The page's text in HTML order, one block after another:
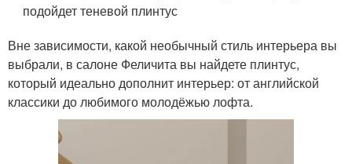
подойдет теневой плинтус
Вне зависимости, какой необычный стиль интерьера вы
выбрали, в салоне Феличита вы найдете плинтус,
который идеально дополнит интерьер: от английской
классики до любимого молодёжью лофта.